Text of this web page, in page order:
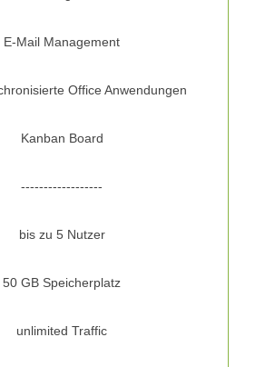
E-Mail Management
Office Anwendungen
Kanban Board
------------------
bis zu 5 Nutzer
50 GB Speicherplatz
unlimited Traffic